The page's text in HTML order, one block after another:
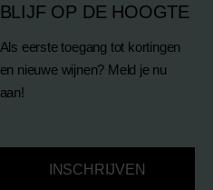
BLIJF OP DE HOOGTE
Als eerste toegang tot kortingen
en nieuwe wijnen? Meld je nu
aan!
INSCHRIJVEN